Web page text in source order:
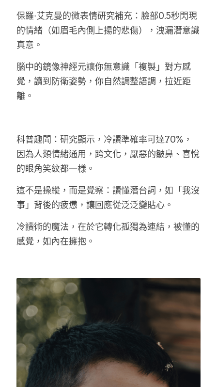
保羅·艾克曼的微表情研究補充：臉部0.5秒閃現
的情緒（如眉毛內側上揚的悲傷），洩漏潛意識
真意。
腦中的鏡像神經元讓你無意識「複製」對方感
覺 ， 讀到防衛姿勢，你自然調整語調，拉近距
離。
科普趣聞：研究顯示，冷讀準確率可達70%，
因為人類情緒通用 ， 跨文化，厭惡的皺鼻、喜悅
的眼角笑紋都一樣。
這不是操縱，而是覺察：讀懂潛台詞，如「我沒
事」背後的疲憊，讓回應從泛泛變貼心。
冷讀術的魔法，在於它轉化孤獨為連結 ， 被懂的
感覺，如內在擁抱。